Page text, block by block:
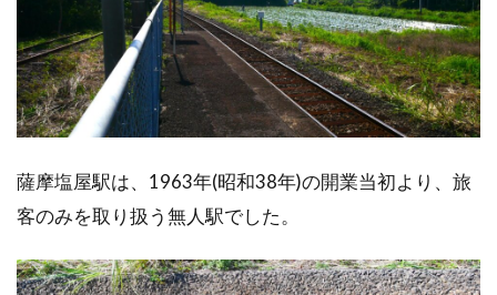
薩摩塩屋駅は、1963年(昭和38年)の開業当初より、旅
客のみを取り扱う無人駅でした。